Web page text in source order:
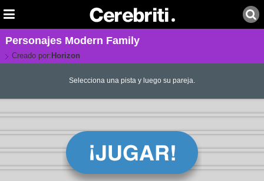
Personajes Modern Family
Creado por: Horizon
Selecciona una pista y luego su pareja.